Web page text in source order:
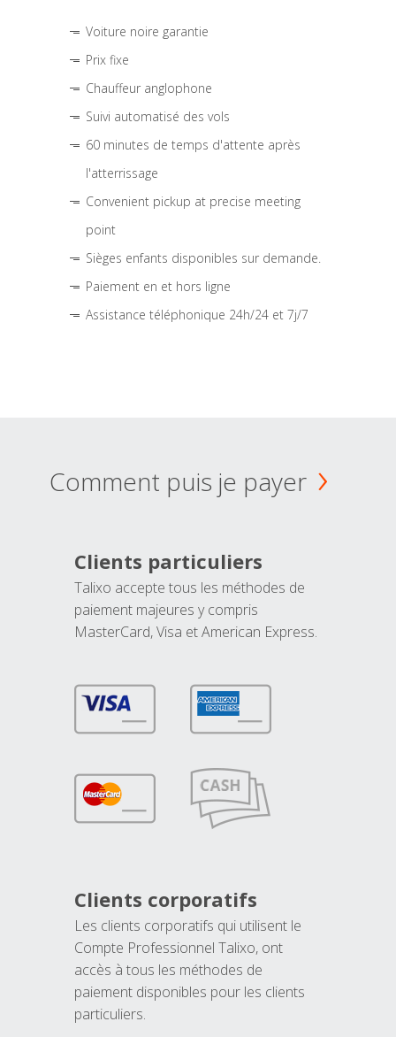
Voiture noire garantie
Prix fixe
Chauffeur anglophone
Suivi automatisé des vols
60 minutes de temps d'attente après
l'atterrissage
Convenient pickup at precise meeting
point
Sièges enfants disponibles sur demande.
Paiement en et hors ligne
Assistance téléphonique 24h/24 et 7j/7
Comment puis je payer
Clients particuliers
Talixo accepte tous les méthodes de
paiement majeures y compris
MasterCard, Visa et American Express.
Clients corporatifs
Les clients corporatifs qui utilisent le
Compte Professionnel Talixo, ont
accès à tous les méthodes de
paiement disponibles pour les clients
particuliers.